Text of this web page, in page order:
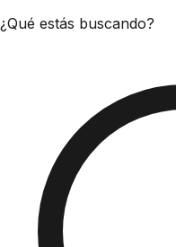
¿Qué estás buscando?